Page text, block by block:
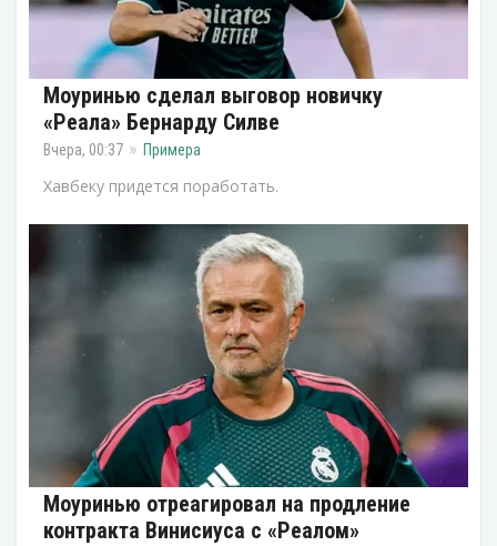
Моуринью сделал выговор новичку
«Реала» Бернарду Силве
Вчера, 00:37 Примера
Хавбеку придется поработать.
Моуринью отреагировал на продление
контракта Винисиуса с «Реалом»